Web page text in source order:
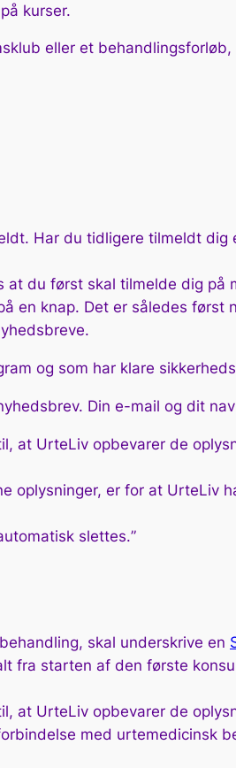
kurser.
eller et
Har du tidligere tilmeldt
du først skal tilmelde dig på
en knap. Det er således først
og som har klare
Din e-mail og dit
at UrteLiv opbevarer de
oplysninger, er for at UrteLiv
slettes.”
skal underskrive en
fra starten af den første
at UrteLiv opbevarer de
med urtemedicinsk